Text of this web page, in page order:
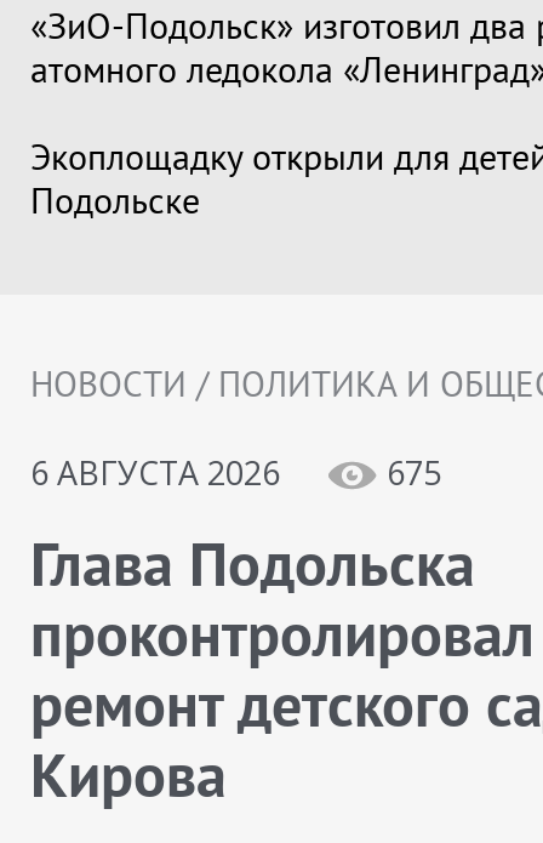
«ЗиО-Подольск» изготовил два
атомного ледокола
Экоплощадку открыли для
Подольске
НОВОСТИ / ПОЛИТИКА И
6 АВГУСТА 2026
675
Глава Подольска
проконтролировал
ремонт детского
Кирова